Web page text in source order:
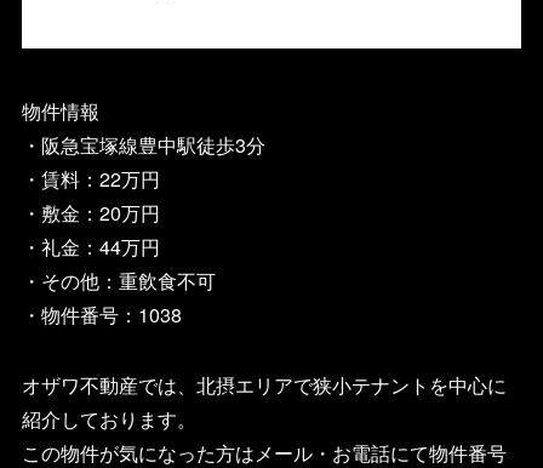
物件情報
・阪急宝塚線豊中駅徒歩3分
・賃料：22万円
・敷金：20万円
・礼金：44万円
・その他：重飲食不可
・物件番号： 1038
オザワ不動産では、北摂エリアで狭小テナントを中心に
紹介しております。
この物件が気になった方はメール・お電話にて物件番号